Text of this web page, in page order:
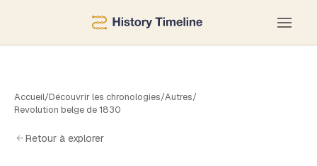
Accueil/Découvrir les chronologies/Autres/
Revolution belge de 1830
Retour à explorer